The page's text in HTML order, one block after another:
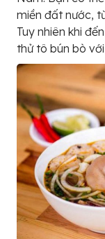
miền đất nước,
Tuy nhiên khi
thử tô bún bò